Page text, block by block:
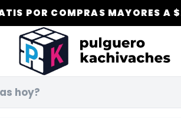
POR COMPRAS MAYORES A